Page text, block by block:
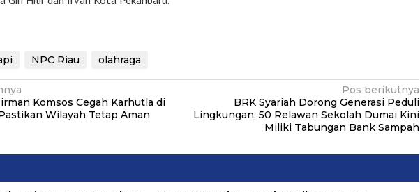
NPC Riau olahraga
Komsos Cegah Karhutla di
Wilayah Tetap Aman
Pos berikutnya
BRK Syariah Dorong Generasi Peduli
Lingkungan, 50 Relawan Sekolah Dumai Kini
Miliki Tabungan Bank Sampah